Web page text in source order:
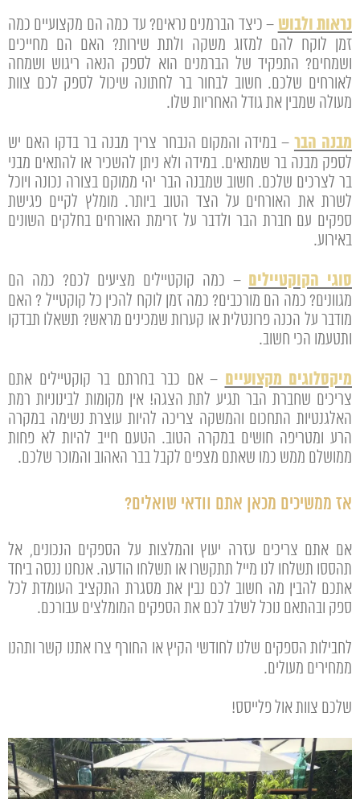
נראות ולבוש – כיצד הברמנים נראים? עד כמה הם מקצועיים כמה
זמן לוקח להם למזוג משקה ולתת שירות? האם הם מחייכים
ושמחים? התפקיד של הברמנים הוא לספק הנאה ריגוש ושמחה
לאורחים שלכם. חשוב לבחור בר לחתונה שיכול לספק לכם צוות
מעולה שמבין את גודל האחריות שלו.
מבנה הבר – במידה והמקום הנבחר צריך מבנה בר בדקו האם יש
לספק מבנה בר שמתאים. במידה ולא ניתן להשכיר או להתאים מבני
בר לצרכים שלכם. חשוב שמבנה הבר יהי ממוקם בצורה נכונה ויוכל
לשרת את האורחים על הצד הטוב ביותר. מומלץ לקיים פגישת
ספקים עם חברת הבר ולדבר על זרימת האורחים בחלקים השונים
באירוע.
סוגי הקוקטיילים – כמה קוקטיילים מציעים לכם? כמה הם
מגוונים? כמה הם מורכבים? כמה זמן לוקח להכין כל קוקטייל ? האם
מודבר על הכנה פרונטלית או קערות שמכינים מראש? תשאלו תבדקו
ותטעמו הכי חשוב.
מיקסלוגים מקצועיים – אם כבר בחרתם בר קוקטיילים אתם
צריכים שחברת הבר תגיע לתת הצגה! אין מקומות לבינוניות רמת
האלגנטיות התחכום והמשקה צריכה להיות עוצרת נשימה במקרה
הרע ומטריפה חושים במקרה הטוב. הטעם חייב להיות לא פחות
ממושלם ממש כמו שאתם מצפים לקבל בבר האהוב והמוכר שלכם.
אז ממשיכים מכאן אתם וודאי שואלים?
אם אתם צריכים עזרה יעוץ והמלצות על הספקים הנכונים, אל
תהססו תשלחו לנו מייל תתקשרו או תשלחו הודעה. אנחנו ננסה ביחד
אתכם להבין מה חשוב לכם נבין את מסגרת התקציב העומדת לכל
ספק ובהתאם נוכל לשלב לכם את הספקים המומלצים עבורכם.
לחבילות הספקים שלנו לחודשי הקיץ או החורף צרו אתנו קשרותהנו
ממחירים מעולים.
שלכם צוות אול פלייסס!